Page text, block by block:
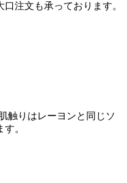
注文も承っております。
触りはレーヨンと同じソ
。